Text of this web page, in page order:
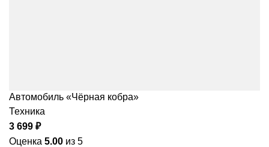
Автомобиль «Чёрная кобра»
Техника
3 699 ₽
Оценка 5.00 из 5